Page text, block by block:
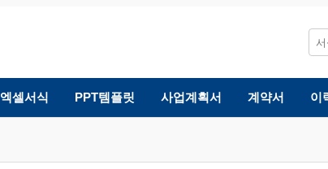
엑셀서식 PPT템플릿 사업계획서 계약서 이